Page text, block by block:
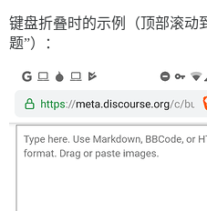
键盘折叠时的示例（顶部滚动
题”）：